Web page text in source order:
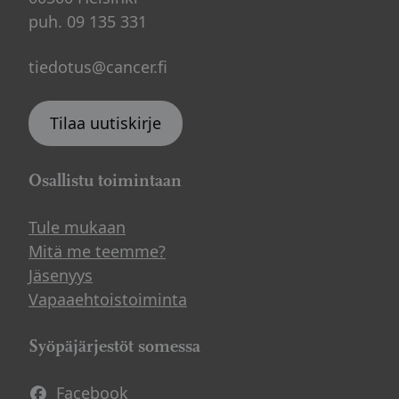
tuula.makkonen@pssy.org
Jaana Jormakka p. 0407674043,
jaana.jormakka@sasy.fi
Mikkeli ja Heinolan seutu: Liisa Kautto p.
040 7674048,liisa.kautto@sasy.fi
Lappeenranta ja Etelä-Karjala: Jaana
jaana.lemetyinen@sasy.fi
Savonlinna: Janna Puurunen p. 040
7674033,
puh. 09 135 331
tiedotus@cancer.fi
Tilaa uutiskirje
Osallistu toimintaan
Tule mukaan
Mitä me teemme?
Jäsenyys
Vapaaehtoistoiminta
Syöpäjärjestöt somessa
Facebook